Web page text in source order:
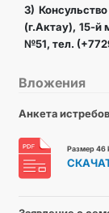
3)
(г.Актау), 15-
№51, тел.
Вложения
Анкета
Размер 46